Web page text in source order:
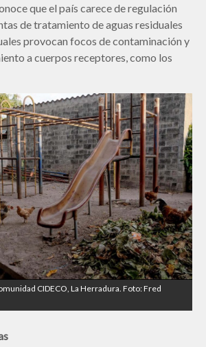
que el país carece de regulación
de tratamiento de aguas residuales
provocan focos de contaminación y
a cuerpos receptores, como los
CIDECO, La Herradura. Foto: Fred